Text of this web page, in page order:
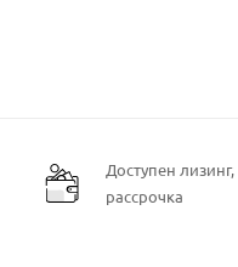
Доступен
рассрочка